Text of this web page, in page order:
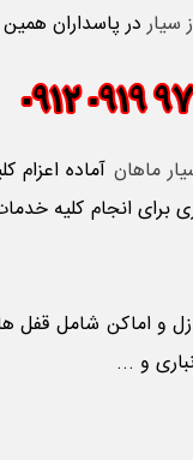
سیاردر پاسداران
ماهان آماده اعزام
برای انجام کلیه
و اماکن شامل قفل
و ...